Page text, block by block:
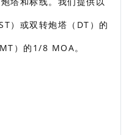
）或双转炮塔（DT）的
）的1/8 MOA。